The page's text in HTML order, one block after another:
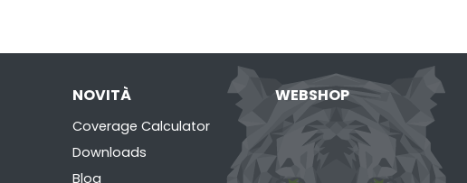
NOVITÀ
Coverage Calculator
Downloads
Blog
WEBSHOP